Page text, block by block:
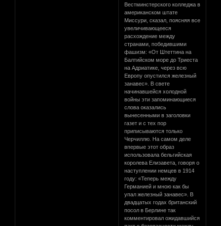
Вестминстерского колледжа в
американском штате
Миссури, сказал, поясняя все
увеличивающееся
расхождение между
странами, победившими
фашизм: «От Штеттина на
Балтийском море до Триеста
на Адриатике, через всю
Европу опустился железный
занавес». В свете
начинавшейся холодной
войны эти запоминающиеся
слова оказались
вынесенными в заголовки
газет и с тех пор
приписываются только
Черчиллю. На самом деле
впервые этот образ
использовала бельгийская
королева Елизавета, говоря о
наступлении немцев в 1914
году: «Теперь между
Германией и мною как бы
упал железный занавес». В
двадцатых годах британский
посол в Берлине так
комментировал ожидавшийся